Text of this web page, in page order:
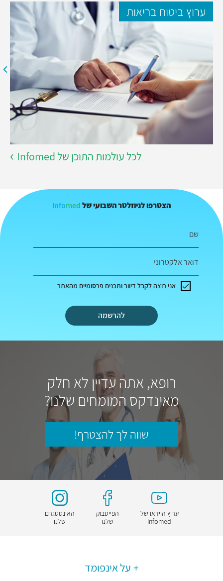
ערוץ ביטוח בריאות
לכל עולמות התוכן של Infomed
הצטרפו לניוזלטר השבועי של Infomed
שם
דואר אלקטרוני
להרשמה
אני רוצה לקבל דיוור ותכנים פרסומיים מהאתר
רופא, אתה עדיין לא חלק
מאינדקס המומחים שלנו?
שווה לך להצטרף!
ערוץ הוידאו של
Infomed
הפייסבוק
שלנו
האינסטגרם
שלנו
על אינפומד